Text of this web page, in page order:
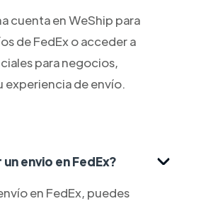
cuenta en WeShip para
de FedEx o acceder a
para negocios,
experiencia de envío.
envio en FedEx?
en FedEx, puedes